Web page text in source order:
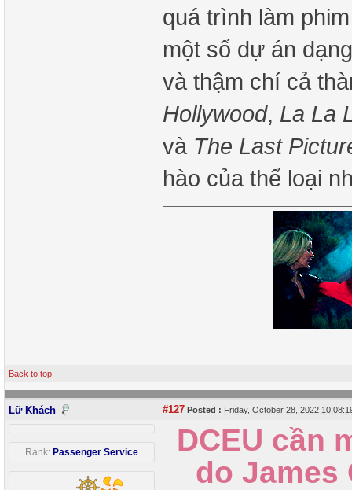
quá trình làm
một số dự án
và thậm chí cả
Hollywood, La La
và The Last
hào của thể loại
Back to top
Lữ Khách #127 Posted : Friday, October 28, 2022
Rank: Passenger Service
DCEU cần
do